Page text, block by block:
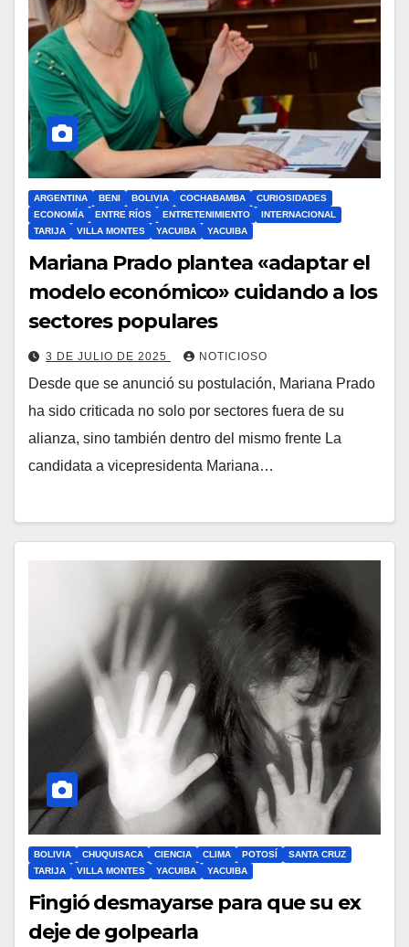
ARGENTINA BENI BOLIVIA COCHABAMBA
CURIOSIDADES
ECONOMÍA
ENTRE RÍOS ENTRETENIMIENTO
INTERNACIONAL
TARIJA
VILLA MONTES YACUIBA YACUIBA
Mariana Prado plantea «adaptar el
modelo económico» cuidando a los
sectores populares
3 DE JULIO DE 2025 NOTICIOSO
Desde que se anunció su postulación, Mariana Prado
ha sido criticada no solo por sectores fuera de su
alianza, sino también dentro del mismo frente La
candidata a vicepresidenta Mariana…
BOLIVIA CHUQUISACA CIENCIA CLIMA POTOSÍ
SANTA CRUZ
TARIJA
VILLA MONTES YACUIBA YACUIBA
Fingió desmayarse para que su ex
deje de golpearla